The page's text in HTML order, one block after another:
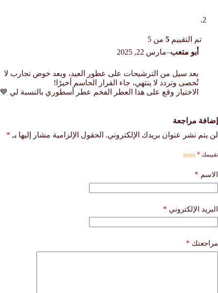
تم التقييم 5من 5
أبو متعب–مارس 22, 2025
بعد سيل من الترشيحات على عطور العيد، وبعد خوض تجارب لا
تُحصى وتردد لا ينتهي، جاء القرار الحاسم أخيرًا!
‏الاختيار وقع على هذا العطر الفخم عطر أسطوري بالنسبة لي 💙
إضافة مراجعة
لن يتم نشر عنوان بريدك الإلكتروني. الحقول الإلزامية مشار إليها بـ *
تقييمك *
الاسم *
البريد الإلكتروني *
مراجعتك *